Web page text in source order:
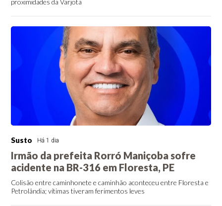
proximidades da Varjota
Susto Há 1 dia
Irmão da prefeita Rorró Maniçoba sofre
acidente na BR-316 em Floresta, PE
Colisão entre caminhonete e caminhão aconteceu entre Floresta e
Petrolândia; vítimas tiveram ferimentos leves